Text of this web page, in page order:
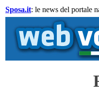
Sposa.it: le news del portale